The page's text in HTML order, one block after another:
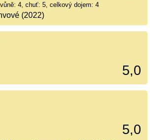
4, chuť: 5, celkový dojem: 4
(2022)
5,0
5,0